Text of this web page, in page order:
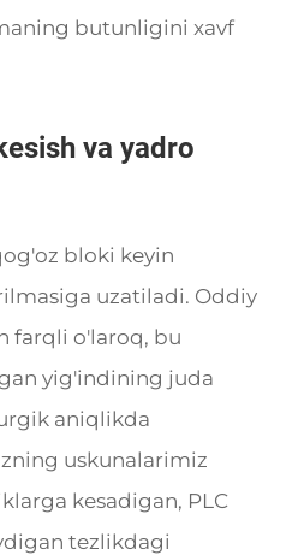
butunligini xavf
va yadro
bloki keyin
uzatiladi. Oddiy
farqli o'laroq, bu
yig'indining juda
aniqlikda
uskunalarimiz
kesadigan, PLC
tezlikdagi